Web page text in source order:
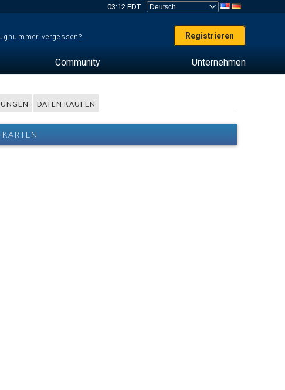
03:12 EDT
vergessen? Registrieren
Community Unternehmen
DATEN KAUFEN